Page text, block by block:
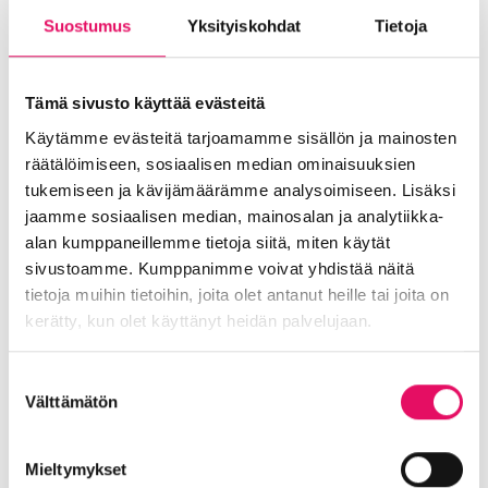
Suostumus Yksityiskohdat Tietoja
Tämä sivusto käyttää evästeitä
Käytämme evästeitä tarjoamamme sisällön ja mainosten
räätälöimiseen, sosiaalisen median ominaisuuksien
tukemiseen ja kävijämäärämme analysoimiseen. Lisäksi
jaamme sosiaalisen median, mainosalan ja analytiikka-
alan kumppaneillemme tietoja siitä, miten käytät
sivustoamme. Kumppanimme voivat yhdistää näitä
tietoja muihin tietoihin, joita olet antanut heille tai joita on
kerätty, kun olet käyttänyt heidän palvelujaan.
valinta
Välttämätön
Mieltymykset
hankkeessa on Inton lisäksi osatoteuttajina
myös Alavuden Kehitys, Järvi-Pohjanmaan
Hanketta rahoittaa Etelä-Pohjanmaan liitto
(oikeudenmukaisen siirtymän rahasto – JTF).
Jaa artikkeli
somessa
Siirry Uutiset-sivulle
Uutiskategoriat
Blogi
Liikeidea ja yrityksen perustaminen